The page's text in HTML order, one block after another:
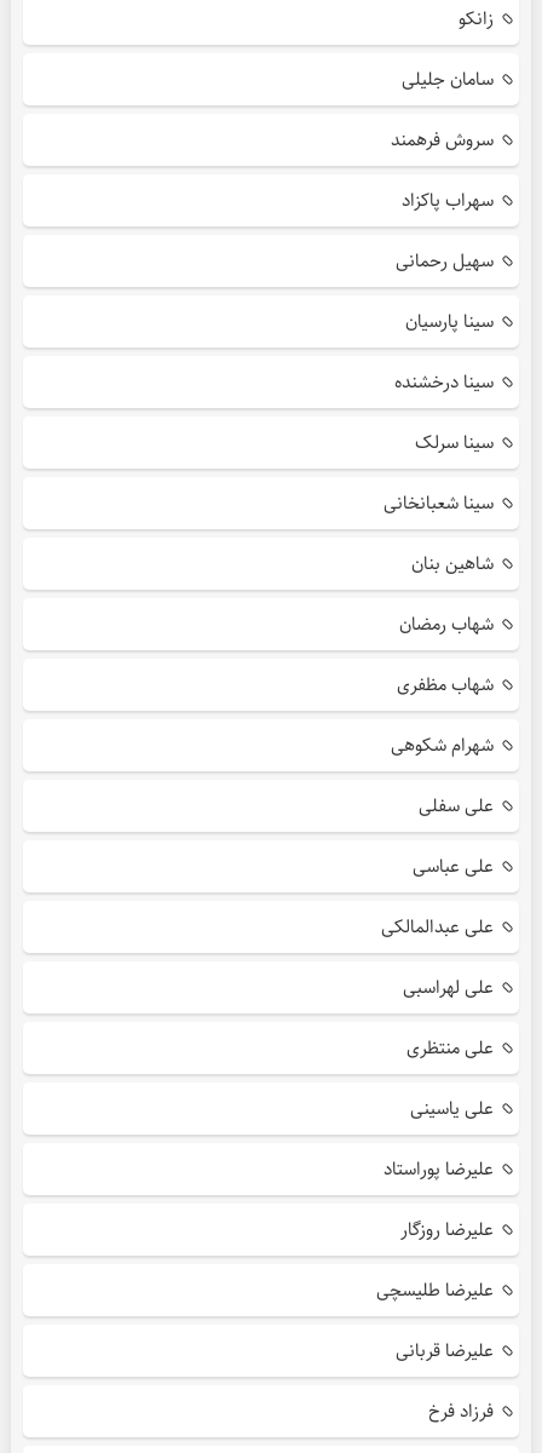
زانکو
سامان جلیلی
سروش فرهمند
سهراب پاکزاد
سهیل رحمانی
سینا پارسیان
سینا درخشنده
سینا سرلک
سینا شعبانخانی
شاهین بنان
شهاب رمضان
شهاب مظفری
شهرام شکوهی
علی سفلی
علی عباسی
علی عبدالمالکی
علی لهراسبی
علی منتظری
علی یاسینی
علیرضا پوراستاد
علیرضا روزگار
علیرضا طلیسچی
علیرضا قربانی
فرزاد فرخ